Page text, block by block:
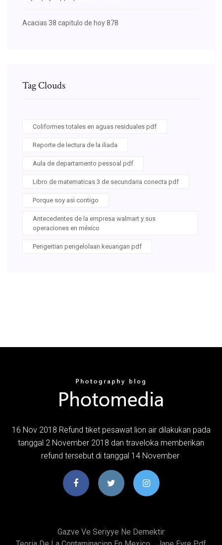
Acacias 38 capitulo de hoy 878
Tag Clouds
Coliformes totales en aguas residuales pdf
Reporte de lectura de la iliada
Aula de departamento pessoal pdf
Libro de matematicas 3 de secundaria conecta pdf
Porque soy asi contigo
Antecedentes de la empresa walmart y sus
operaciones en méxico
Pengertian pengelolaan keuangan pdf
16 Nov 2018 Refund tiket pesawat lion air dilakukan pada
tanggal 2 November 2018 dan traveloka memberikan
refund tersebut di tanggal 14 November
Gazve Ve Seriyye Ne Demektir